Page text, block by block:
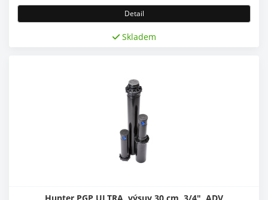
Detail
Skladem
Hunter PGP ULTRA, výsuv 30 cm, 3/4", ADV